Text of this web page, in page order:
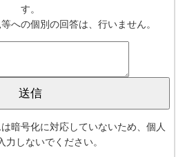
す。
への個別の回答は、行いません。
暗号化に対応していないため、個人
力しないでください。